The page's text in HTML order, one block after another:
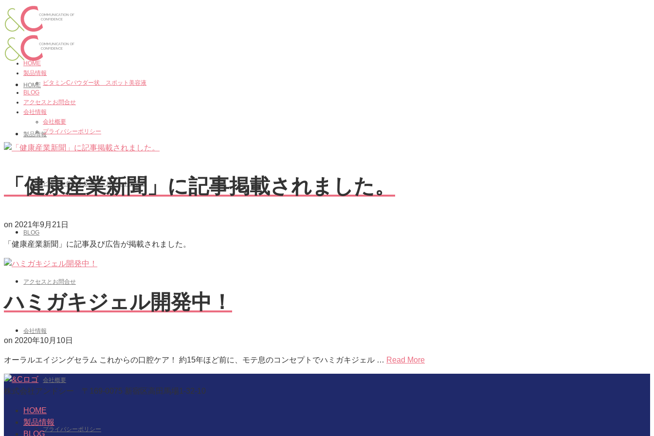
HOME
製品情報
ビタミンCパウダー状 スポット美容液
BLOG
アクセスとお問合せ
会社情報
会社概要
プライバシーポリシー
HOME
製品情報
ビタミンCパウダー状 スポット美容液
BLOG
アクセスとお問合せ
会社情報
会社概要
プライバシーポリシー
「健康産業新聞」に記事掲載されました。
on 2021年9月21日
「健康産業新聞」に記事及び広告が掲載されました。
ハミガキジェル開発中！
on 2020年10月10日
オーラルエイジングセラム これからの口腔ケア！ 約15年ほど前に、モテ息のコンセプトでハミガキジェル … Read More
株式会社アンドシー 〒169-0075 新宿区高田馬場1-32-10
HOME
製品情報
BLOG